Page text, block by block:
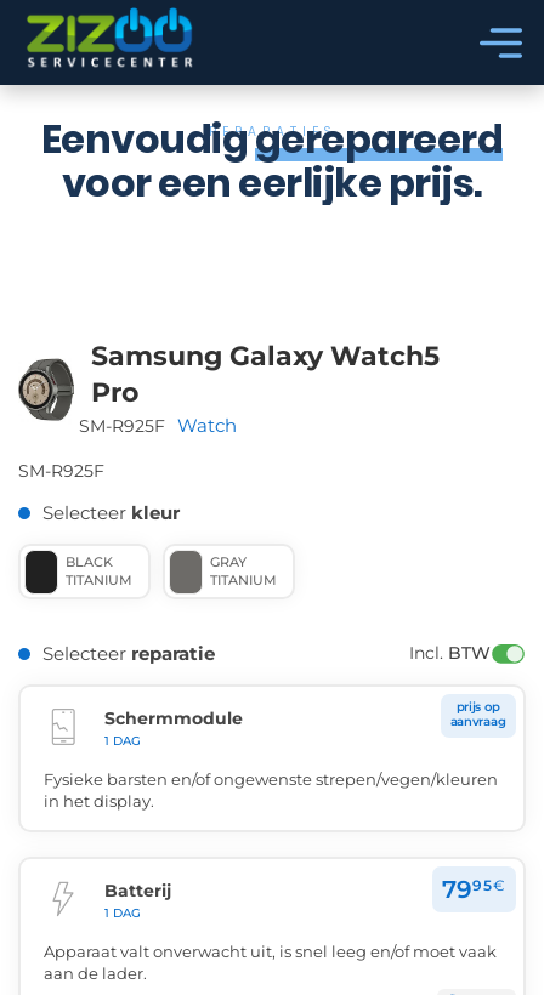
Ga naar hoofdinhoud
Ga naar voettekst
REPARATIES
Eenvoudiggerepareerd
voor een eerlijke prijs.
Samsung Galaxy Watch5
Pro
SM-R925F Watch
SM-R925F
Selecteer kleur
BLACK
TITANIUM
GRAY
TITANIUM
Selecteer reparatie Incl. BTW
Schermmodule
1 DAG
prijs op
aanvraag
Fysieke barsten en/of ongewenste strepen/vegen/kleuren
in het display.
Batterij
1 DAG
7995€
Apparaat valt onverwacht uit, is snel leeg en/of moet vaak
aan de lader.